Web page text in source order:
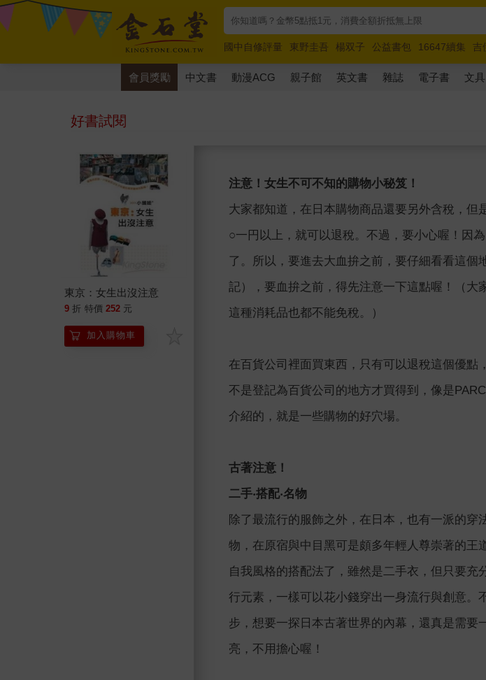
國中自修評量 東野圭吾 楊双子 公益書包 16647續集 吉
唯紅花綻放
奧德賽 路邊攤新作 馬斯克 玩具總動員5 超
會員獎勵 中文書 動漫ACG 親子館 英文書 雜誌 電子書 文具
好書試閱
東京：女生出沒注意
9 折 特價 252 元
加入購物車
注意！女生不可不知的購物小秘笈！
大家都知道，在日本購物商品還要另外含稅，
○一円以上，就可以退稅。不過，要小心喔！因
了。所以，要進去大血拚之前，要仔細看看這
記），要血拚之前，得先注意一下這點喔！（
這種消耗品也都不能免稅。）
在百貨公司裡面買東西，只有可以退稅這個優
不是登記為百貨公司的地方才買得到，像是
介紹的，就是一些購物的好穴場。
古著注意！
二手‧搭配‧名物
除了最流行的服飾之外，在日本，也有一派的
物，在原宿與中目黑可是頗多年輕人尊崇著的
自我風格的搭配法了，雖然是二手衣，但只要
行元素，一樣可以花小錢穿出一身流行與創意
步，想要一探日本古著世界的內幕，還真是需
亮，不用擔心喔！